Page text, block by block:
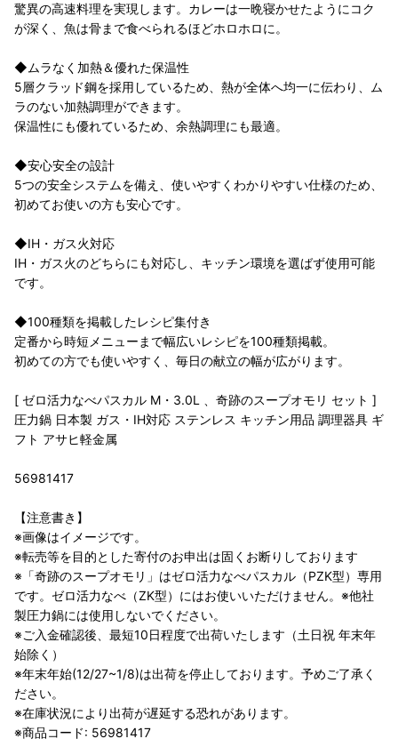
驚異の高速料理を実現します。カレーは一晩寝かせたようにコク
が深く、魚は骨まで食べられるほどホロホロに。
◆ムラなく加熱＆優れた保温性
5層クラッド鋼を採用しているため、熱が全体へ均一に伝わり、ム
ラのない加熱調理ができます。
保温性にも優れているため、余熱調理にも最適。
◆安心安全の設計
5つの安全システムを備え、使いやすくわかりやすい仕様のため、
初めてお使いの方も安心です。
◆IH・ガス火対応
IH・ガス火のどちらにも対応し、キッチン環境を選ばず使用可能
です。
◆100種類を掲載したレシピ集付き
定番から時短メニューまで幅広いレシピを100種類掲載。
初めての方でも使いやすく、毎日の献立の幅が広がります。
[ ゼロ活力なべパスカル M・3.0L 、奇跡のスープオモリ セット ]
圧力鍋 日本製 ガス・IH対応 ステンレス キッチン用品 調理器具 ギ
フト アサヒ軽金属
56981417
【注意書き】
※画像はイメージです。
※転売等を目的とした寄付のお申出は固くお断りしております
※「奇跡のスープオモリ」はゼロ活力なべパスカル（PZK型）専用
です。ゼロ活力なべ（ZK型）にはお使いいただけません。※他社
製圧力鍋には使用しないでください。
※ご入金確認後、最短10日程度で出荷いたします（土日祝 年末年
始除く）
※年末年始(12/27~1/8)は出荷を停止しております。予めご了承く
ださい。
※在庫状況により出荷が遅延する恐れがあります。
※商品コード: 56981417